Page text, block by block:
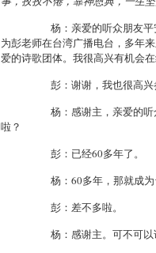
杨：亲爱的听众朋友平安，
为彭老师在台湾广播电台，多年
爱的诗歌团体。我很高兴有机会
彭：谢谢，我也很高兴参加
杨：感谢主，亲爱的听众朋
啦？
彭：已经60多年了。
杨：60多年，那就成为
彭：差不多啦。
杨：感谢主。可不可以请你